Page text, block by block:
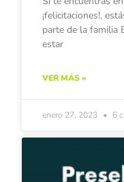
¡felicitaciones!,
parte de la familia
estar
VER MÁS »
enero 27, 2023 6